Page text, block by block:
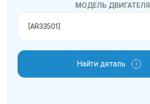
МОДЕЛЬ ДВИГАТЕЛЯ
Найти деталь